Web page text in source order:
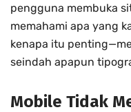
pengguna membuka
memahami apa yang
kenapa itu
seindah apapun
Mobile Tidak